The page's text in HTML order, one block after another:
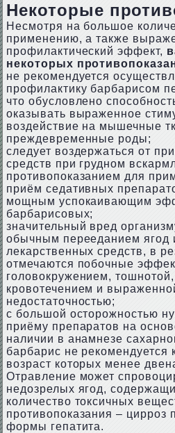
Некоторые
Несмотря на большое
применению, а также
профилактический эффект,
некоторых
не рекомендуется
профилактику барбарисом
что обусловлено
оказывать выраженное
воздействие на мышечные
преждевременные роды;
следует воздержаться от
средств при грудном
противопоказанием для
приём седативных
мощным успокаивающим
барбарисовых;
значительный вред
обычным перееданием ягод
лекарственных средств, в
отмечаются побочные
головокружением,
кровотечением и
недостаточностью;
с большой осторожностью
приёму препаратов на
наличии в анамнезе
барбарис не рекомендуется
возраст которых менее
Отравление может
недозрелых ягод,
количество токсичных
противопоказания – цирроз
формы гепатита.